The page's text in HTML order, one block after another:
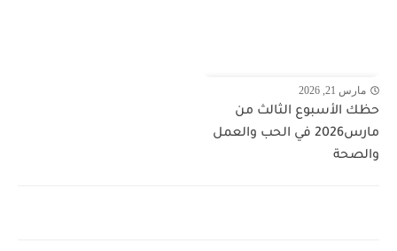
مارس 21, 2026
حظك الأسبوع الثالث من
مارس2026 في الحب والعمل
والصحة